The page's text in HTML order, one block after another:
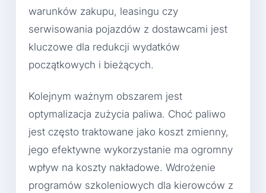
warunków zakupu, leasingu czy
serwisowania pojazdów z dostawcami jest
kluczowe dla redukcji wydatków
początkowych i bieżących.
Kolejnym ważnym obszarem jest
optymalizacja zużycia paliwa. Choć paliwo
jest często traktowane jako koszt zmienny,
jego efektywne wykorzystanie ma ogromny
wpływ na koszty nakładowe. Wdrożenie
programów szkoleniowych dla kierowców z